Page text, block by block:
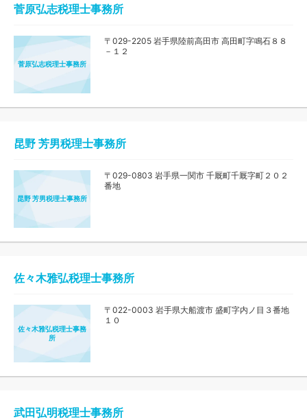
菅原弘志税理士事務所
菅原弘志税理士事務所
〒029-2205 岩手県陸前高田市 高田町字鳴石８８
－１２
昆野 芳男税理士事務所
昆野 芳男税理士事務所
〒029-0803 岩手県一関市 千厩町千厩字町２０２
番地
佐々木雅弘税理士事務所
佐々木雅弘税理士事務
所
〒022-0003 岩手県大船渡市 盛町字内ノ目３番地
１０
武田弘明税理士事務所